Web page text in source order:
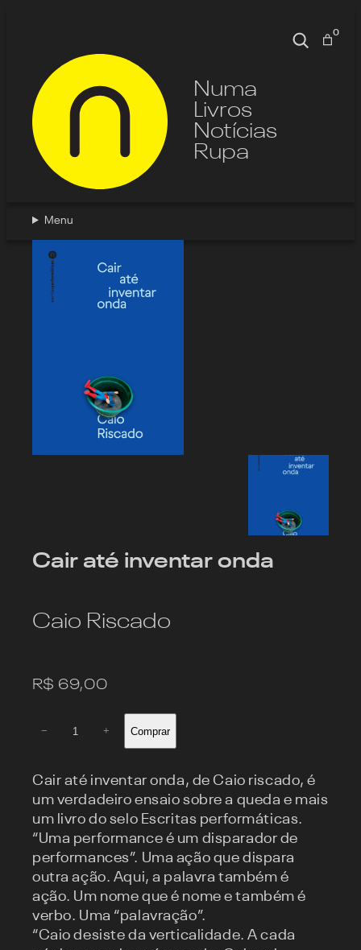
conteúdo
Pesquisa0
Numa
Livros
Notícias
Rupa
Menu
Cair até inventar onda
Caio Riscado
R$ 69,00
onda
quantidade
− + Comprar
Cair até inventar onda, de Caio riscado, é
um verdadeiro ensaio sobre a queda e mais
um livro do selo Escritas performáticas.
“Uma performance é um disparador de
performances”. Uma ação que dispara
outra ação. Aqui, a palavra também é
ação. Um nome que é nome e também é
verbo. Uma “palavração”.
“Caio desiste da verticalidade. A cada